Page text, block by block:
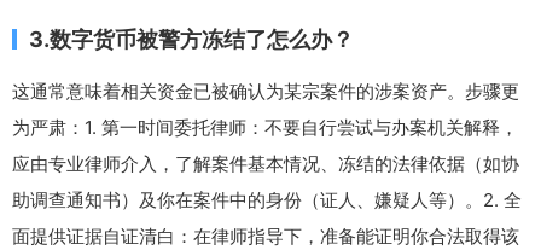
3.数字货币被警方冻结了怎么办？
这通常意味着相关资金已被确认为某宗案件的涉案资产。步骤更
为严肃：1. 第一时间委托律师：不要自行尝试与办案机关解释，
应由专业律师介入，了解案件基本情况、冻结的法律依据（如协
助调查通知书）及你在案件中的身份（证人、嫌疑人等）。2. 全
面提供证据自证清白：在律师指导下，准备能证明你合法取得该